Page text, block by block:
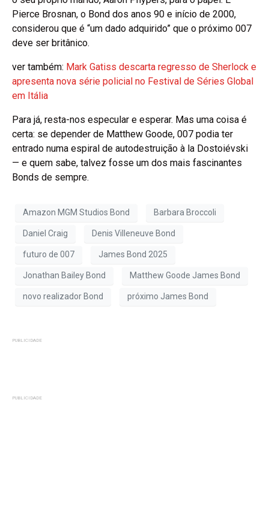
Pierce Brosnan, o Bond dos anos 90 e início de 2000,
considerou que é “um dado adquirido” que o próximo 007
deve ser britânico.
ver também: Mark Gatiss descarta regresso de Sherlock e
apresenta nova série policial no Festival de Séries Global
em Itália
Para já, resta-nos especular e esperar. Mas uma coisa é
certa: se depender de Matthew Goode, 007 podia ter
entrado numa espiral de autodestruição à la Dostoiévski
— e quem sabe, talvez fosse um dos mais fascinantes
Bonds de sempre.
Amazon MGM Studios Bond Barbara Broccoli
Daniel Craig Denis Villeneuve Bond
futuro de 007 James Bond 2025
Jonathan Bailey Bond Matthew Goode James Bond
novo realizador Bond próximo James Bond
PUBLICIDADE
PUBLICIDADE